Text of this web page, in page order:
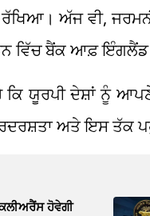
ਅੱਜ ਵੀ,
ਵਿੱਚ ਬੈਂਕ ਆਫ਼ ਇੰਗਲੈਂਡ
ਯੂਰਪੀ ਦੇਸ਼ਾਂ ਨੂੰ ਆਪਣੇ
ਅਤੇ ਇਸ ਤੱਕ
ਹੋਵੇਗੀ